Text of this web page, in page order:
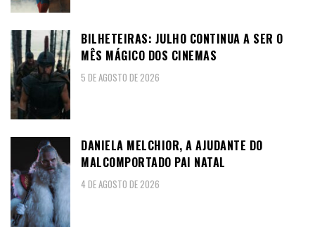
BILHETEIRAS: JULHO CONTINUA A SER O
MÊS MÁGICO DOS CINEMAS
5 DE AGOSTO DE 2026
DANIELA MELCHIOR, A AJUDANTE DO
MALCOMPORTADO PAI NATAL
4 DE AGOSTO DE 2026